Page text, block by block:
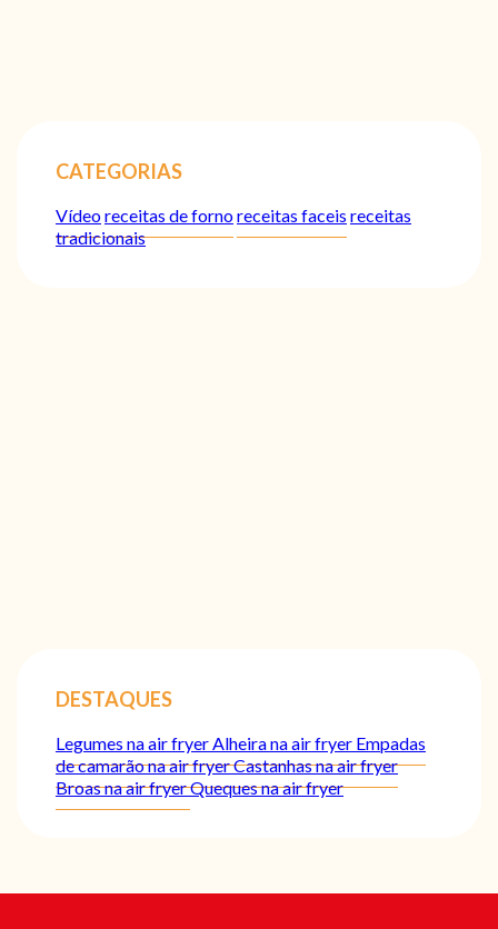
CATEGORIAS
Vídeoreceitas de fornoreceitas faceis receitas
tradicionais
DESTAQUES
Legumes na air fryerAlheira na air fryer Empadas
de camarão na air fryerCastanhas na air fryer
Broas na air fryerQueques na air fryer